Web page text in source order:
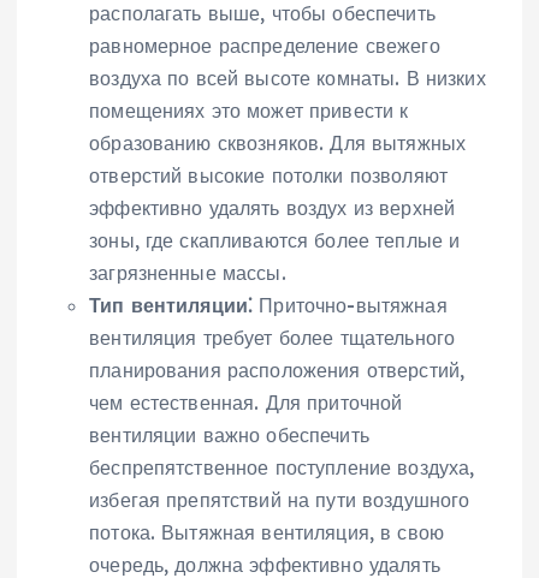
располагать выше‚ чтобы обеспечить
равномерное распределение свежего
воздуха по всей высоте комнаты. В низких
помещениях это может привести к
образованию сквозняков. Для вытяжных
отверстий высокие потолки позволяют
эффективно удалять воздух из верхней
зоны‚ где скапливаются более теплые и
загрязненные массы.
Тип вентиляции⁚ Приточно-вытяжная
вентиляция требует более тщательного
планирования расположения отверстий‚
чем естественная. Для приточной
вентиляции важно обеспечить
беспрепятственное поступление воздуха‚
избегая препятствий на пути воздушного
потока. Вытяжная вентиляция‚ в свою
очередь‚ должна эффективно удалять